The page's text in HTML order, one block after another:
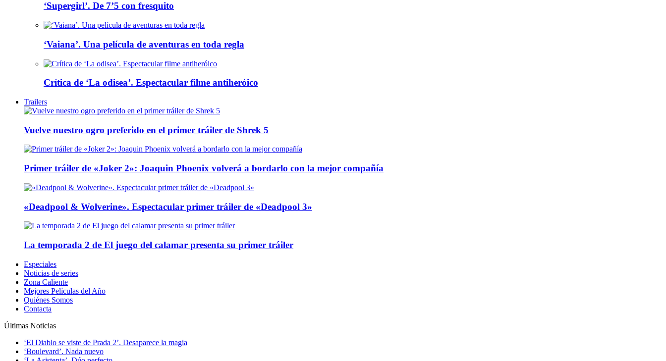
‘Supergirl’. De 7’5 con fresquito
‘Vaiana’. Una película de aventuras en toda regla
Crítica de ‘La odisea’. Espectacular filme antiheróico
Trailers
Vuelve nuestro ogro preferido en el primer tráiler de Shrek 5
Primer tráiler de «Joker 2»: Joaquin Phoenix volverá a bordarlo con la mejor compañía
«Deadpool & Wolverine». Espectacular primer tráiler de «Deadpool 3»
La temporada 2 de El juego del calamar presenta su primer tráiler
Especiales
Noticias de series
Zona Caliente
Mejores Películas del Año
Quiénes Somos
Contacta
Últimas Noticias
‘El Diablo se viste de Prada 2’. Desaparece la magia
‘Boulevard’. Nada nuevo